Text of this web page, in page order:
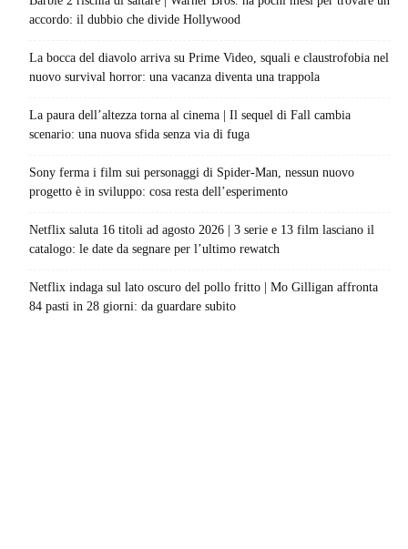
accordo: il dubbio che divide Hollywood
La bocca del diavolo arriva su Prime Video, squali e claustrofobia nel
nuovo survival horror: una vacanza diventa una trappola
La paura dell’altezza torna al cinema | Il sequel di Fall cambia
scenario: una nuova sfida senza via di fuga
Sony ferma i film sui personaggi di Spider-Man, nessun nuovo
progetto è in sviluppo: cosa resta dell’esperimento
Netflix saluta 16 titoli ad agosto 2026 | 3 serie e 13 film lasciano il
catalogo: le date da segnare per l’ultimo rewatch
Netflix indaga sul lato oscuro del pollo fritto | Mo Gilligan affronta
84 pasti in 28 giorni: da guardare subito